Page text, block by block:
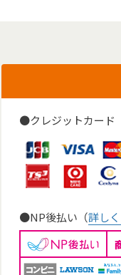
●クレジットカード
●NP後払い（詳し